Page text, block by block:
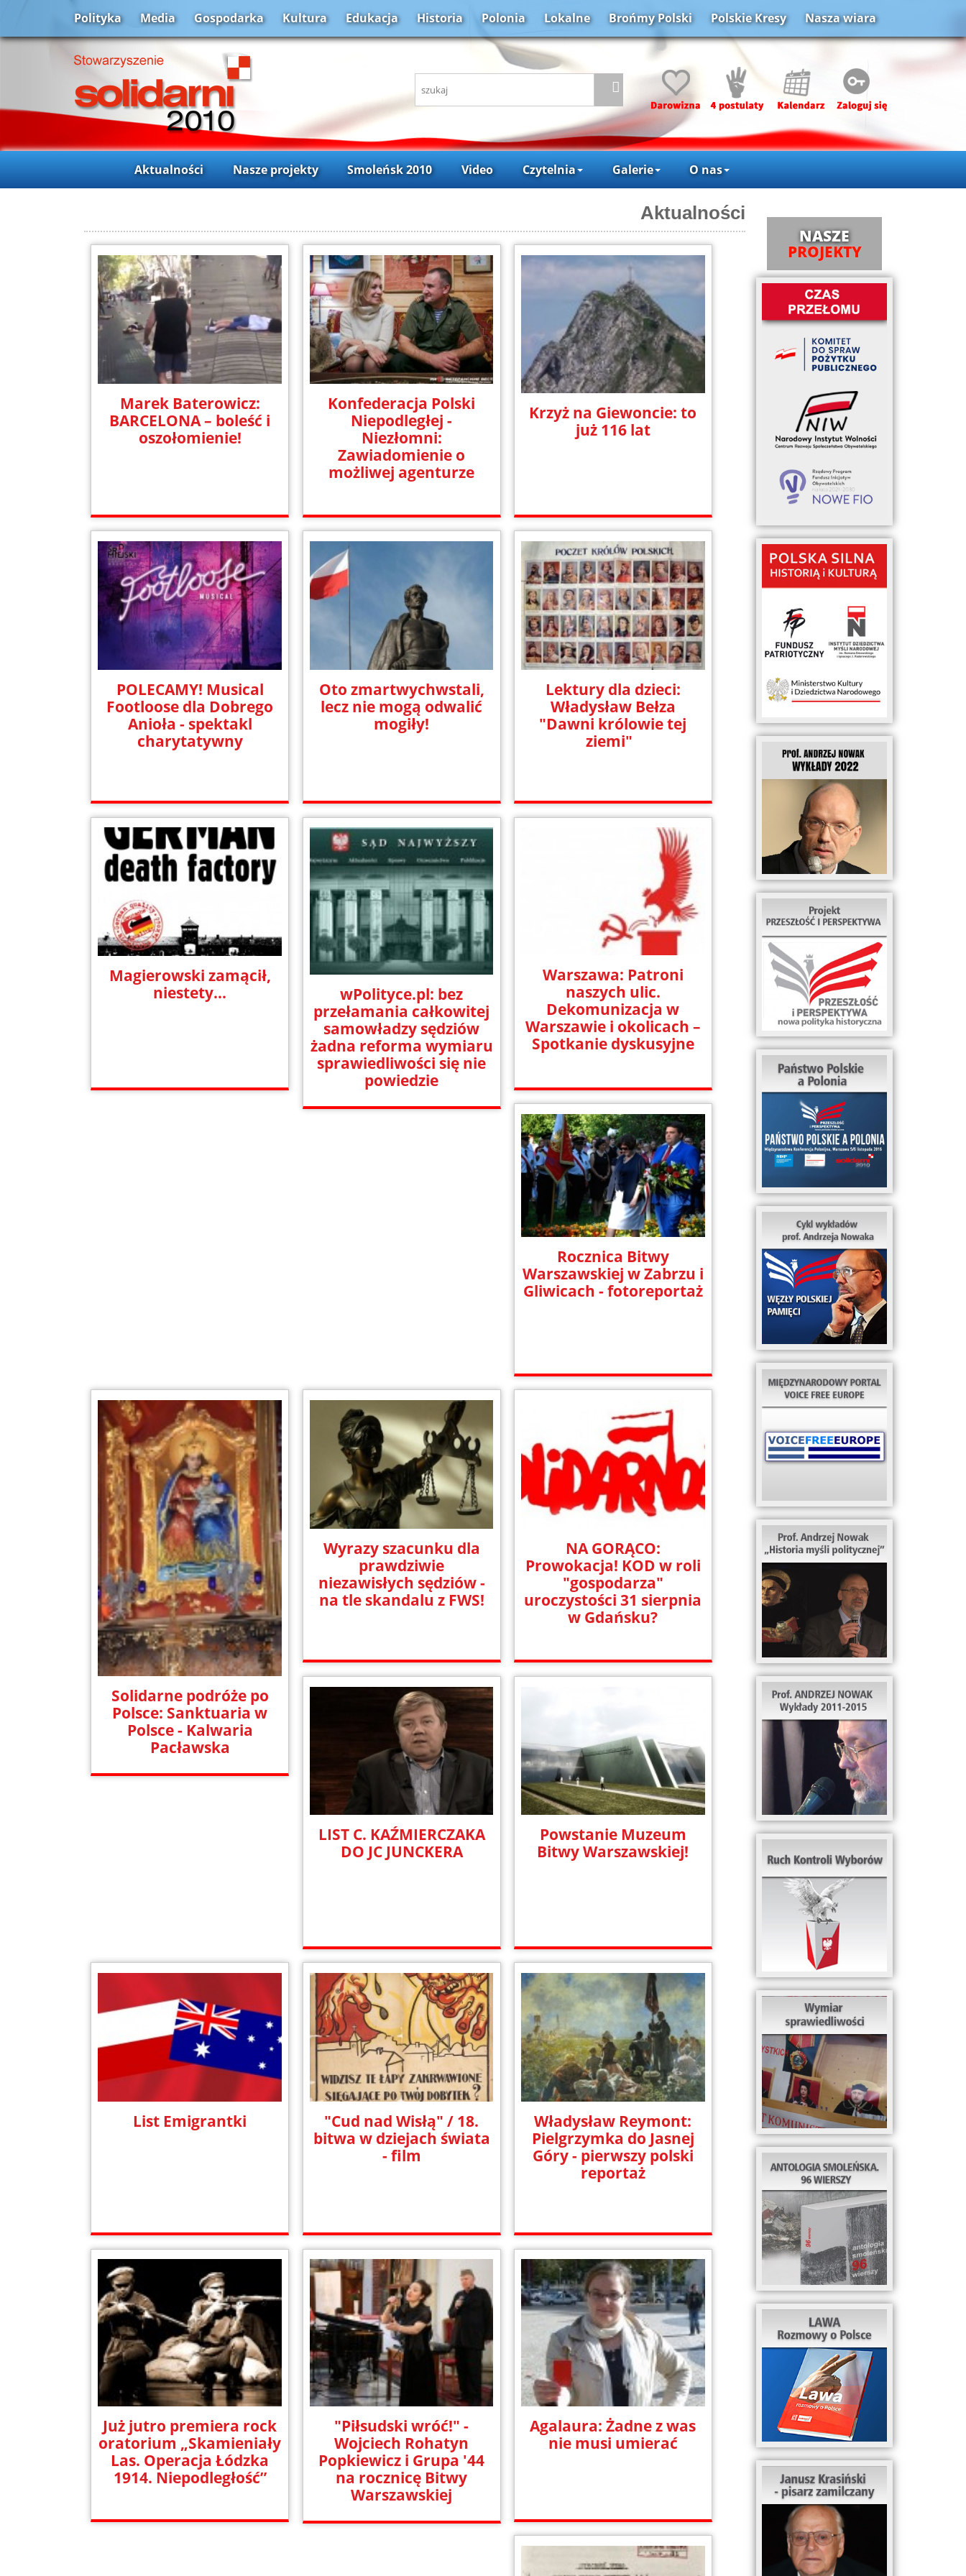
Polityka Media Gospodarka Kultura Edukacja Historia Polonia Lokalne Brońmy Polski Polskie Kresy Nasza wiara
Aktualności Nasze projekty Smoleńsk 2010 Video Czytelnia Galerie O nas
Aktualności
Marek Baterowicz:
BARCELONA – boleść i
oszołomienie!
Konfederacja Polski
Niepodległej -
Niezłomni:
Zawiadomienie o
możliwej agenturze
Krzyż na Giewoncie: to
już 116 lat
POLECAMY! Musical
Footloose dla Dobrego
Anioła - spektakl
charytatywny
Oto zmartwychwstali,
lecz nie mogą odwalić
mogiły!
Lektury dla dzieci:
Władysław Bełza
"Dawni królowie tej
ziemi"
Magierowski zamącił,
niestety...
wPolityce.pl: bez
przełamania całkowitej
samowładzy sędziów
żadna reforma wymiaru
sprawiedliwości się nie
powiedzie
Warszawa: Patroni
naszych ulic.
Dekomunizacja w
Warszawie i okolicach –
Spotkanie dyskusyjne
Rocznica Bitwy
Warszawskiej w Zabrzu i
Gliwicach - fotoreportaż
Solidarne podróże po
Polsce: Sanktuaria w
Polsce - Kalwaria
Pacławska
Wyrazy szacunku dla
prawdziwie
niezawisłych sędziów -
na tle skandalu z FWS!
NA GORĄCO:
Prowokacja! KOD w roli
"gospodarza"
uroczystości 31 sierpnia
w Gdańsku?
LIST C. KAŹMIERCZAKA
DO JC JUNCKERA
Powstanie Muzeum
Bitwy Warszawskiej!
List Emigrantki
"Cud nad Wisłą" / 18.
bitwa w dziejach świata
- film
Władysław Reymont:
Pielgrzymka do Jasnej
Góry - pierwszy polski
reportaż
Już jutro premiera rock
oratorium „Skamieniały
Las. Operacja Łódzka
1914. Niepodległość”
"Piłsudski wróć!" -
Wojciech Rohatyn
Popkiewicz i Grupa '44
na rocznicę Bitwy
Warszawskiej
Agalaura: Żadne z was
nie musi umierać
NASZE
PROJEKTY